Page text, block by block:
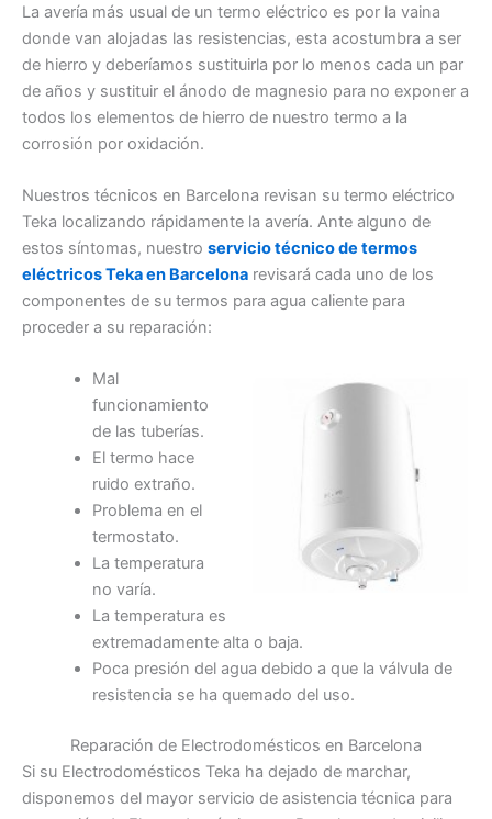
La avería más usual de un termo eléctrico es por la vaina
donde van alojadas las resistencias, esta acostumbra a ser
de hierro y deberíamos sustituirla por lo menos cada un par
de años y sustituir el ánodo de magnesio para no exponer a
todos los elementos de hierro de nuestro termo a la
corrosión por oxidación.
Nuestros técnicos en Barcelona revisan su termo eléctrico
Teka localizando rápidamente la avería. Ante alguno de
estos síntomas, nuestro servicio técnico de termos
eléctricos Teka en Barcelona revisará cada uno de los
componentes de su termos para agua caliente para
proceder a su reparación:
Mal
funcionamiento
de las tuberías.
El termo hace
ruido extraño.
Problema en el
termostato.
La temperatura
no varía.
La temperatura es
extremadamente alta o baja.
Poca presión del agua debido a que la válvula de
resistencia se ha quemado del uso.
Reparación de Electrodomésticos en Barcelona
Si su Electrodomésticos Teka ha dejado de marchar,
disponemos del mayor servicio de asistencia técnica para